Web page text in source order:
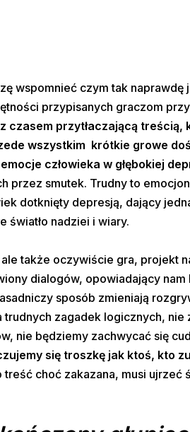
wspomnieć czym tak naprawdę
przypisanych graczom
czasem przytłaczającą
wszystkim krótkie growe
człowieka w głębokiej
smutek. Trudny to
dotknięty depresją, dający
światło nadziei i wiary.
także oczywiście gra, projekt
dialogów, opowiadający
sposób zmieniają
zagadek logicznych, nie
nie będziemy zachwycać się
się troszkę jak ktoś, kto
treść choć zakazana, musi ujrzeć